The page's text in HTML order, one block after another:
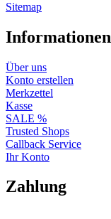
Sitemap
Informationen
Über uns
Konto erstellen
Merkzettel
Kasse
SALE %
Trusted Shops
Callback Service
Ihr Konto
Zahlung